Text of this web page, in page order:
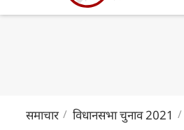
समाचार विधानसभा चुनाव 2021